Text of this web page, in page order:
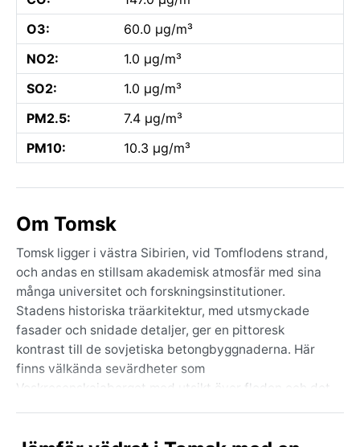
O3:
60.0 µg/m³
NO2:
1.0 µg/m³
SO2:
1.0 µg/m³
PM2.5:
7.4 µg/m³
PM10:
10.3 µg/m³
Om Tomsk
Tomsk ligger i västra Sibirien, vid Tomflodens strand,
och andas en stillsam akademisk atmosfär med sina
många universitet och forskningsinstitutioner.
Stadens historiska träarkitektur, med utsmyckade
fasader och snidade detaljer, ger en pittoresk
kontrast till de sovjetiska betongbyggnaderna. Här
finns välkända sevärdheter som
Voskresenskajaberget med utsikt över floden och det